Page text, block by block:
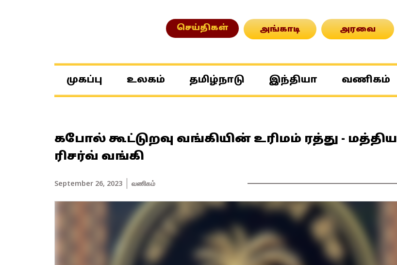
செய்திகள் அங்காடி அரவை
முகப்பு உலகம் தமிழ்நாடு இந்தியா வணிகம்
கபோல் கூட்டுறவு வங்கியின் உரிமம் ரத்து - மத்திய
ரிசர்வ் வங்கி
September 26, 2023 வணிகம்